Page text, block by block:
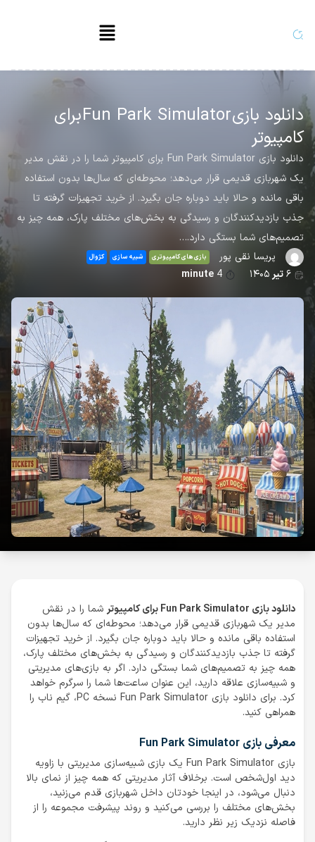
دانلود بازی Fun Park Simulator برای
کامپیوتر
دانلود بازی Fun Park Simulator برای کامپیوتر شما را در نقش مدیر
یک شهربازی قدیمی قرار می‌دهد؛ محوطه‌ای که سال‌ها بدون استفاده
باقی مانده و حالا باید دوباره جان بگیرد. از خرید تجهیزات گرفته تا
جذب بازدیدکنندگان و رسیدگی به بخش‌های مختلف پارک، همه چیز به
تصمیم‌های شما بستگی دارد.…
پریسا نقی پور
بازی های کامپیوتری شبیه سازی کژوال
۶تیر۱۴۰۵ 4
minute
دانلود بازی Fun Park Simulator برای کامپیوتر
شما را در نقش
مدیر یک شهربازی قدیمی قرار می‌دهد؛ محوطه‌ای که سال‌ها بدون
استفاده باقی مانده و حالا باید دوباره جان بگیرد. از خرید تجهیزات
گرفته تا جذب بازدیدکنندگان و رسیدگی به بخش‌های مختلف پارک،
همه چیز به تصمیم‌های شما بستگی دارد. اگر به بازی‌های مدیریتی
و شبیه‌سازی علاقه دارید، این عنوان ساعت‌ها شما را سرگرم خواهد
کرد. برای دانلود بازی Fun Park Simulator نسخه PC، گیم ناب را
همراهی کنید.
معرفی بازی Fun Park Simulator
بازی Fun Park Simulator یک بازی شبیه‌سازی مدیریتی با زاویه
دید اول‌شخص است. برخلاف آثار مدیریتی که همه چیز از نمای بالا
دنبال می‌شود، در اینجا خودتان داخل شهربازی قدم می‌زنید،
بخش‌های مختلف را بررسی می‌کنید و روند پیشرفت مجموعه را از
فاصله نزدیک زیر نظر دارید.